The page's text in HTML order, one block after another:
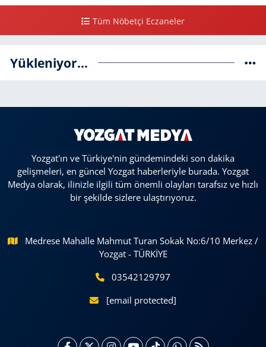
Tüm Nöbetçi Eczaneler
Yükleniyor...
Yozgat'ın ve Türkiye'nin gündemindeki son dakika
gelişmeleri, en güncel Yozgat haberleriyle burada. Yozgat
Medya olarak, ilinizle ilgili tüm önemli olayları tarafsız ve hızlı
bir şekilde sizlere ulaştırıyoruz.
Medrese Mahalle Mahmut Turan Sokak No:6/10 Merkez /
Yozgat - TÜRKİYE
03542129797
[email protected]